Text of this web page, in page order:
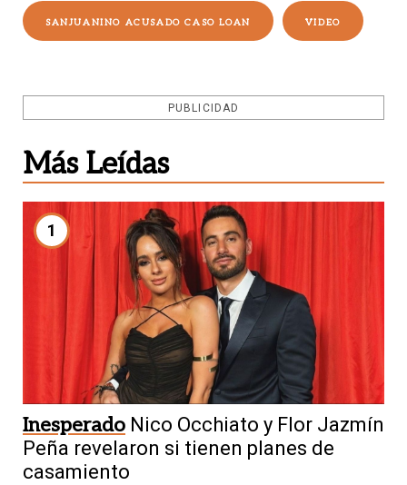
SANJUANINO ACUSADO CASO LOAN VIDEO
PUBLICIDAD
Más Leídas
1
Inesperado Nico Occhiato y Flor Jazmín
Peña revelaron si tienen planes de
casamiento